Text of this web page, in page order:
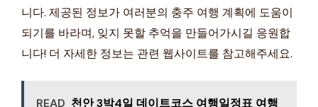
니다. 제공된 정보가 여러분의 충주 여행 계획에 도움이
되기를 바라며, 잊지 못할 추억을 만들어가시길 응원합
니다! 더 자세한 정보는 관련 웹사이트를 참고해주세요.
READ 천안 3박4일 데이트코스 여행일정표 여행